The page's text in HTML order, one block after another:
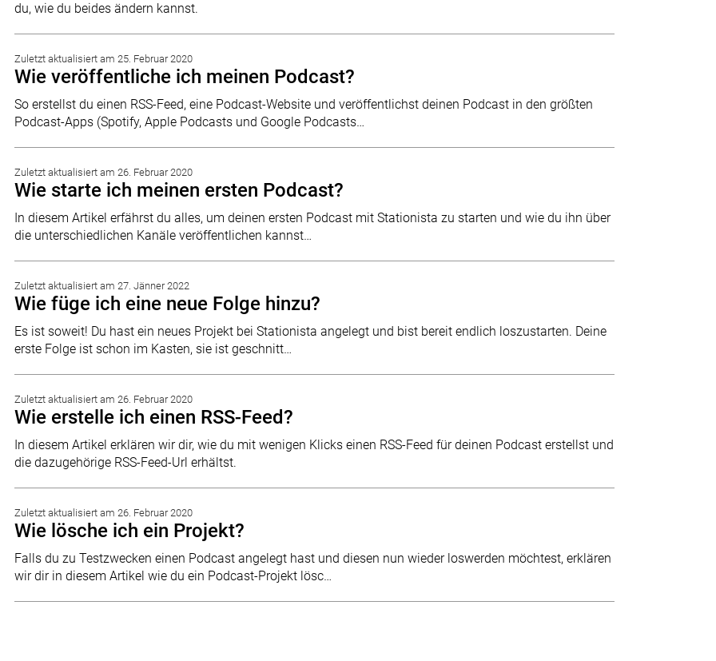
du, wie du beides ändern kannst.
Zuletzt aktualisiert am 25. Februar 2020
Wie veröffentliche ich meinen Podcast?
So erstellst du einen RSS-Feed, eine Podcast-Website und veröffentlichst deinen Podcast in den größten
Podcast-Apps (Spotify, Apple Podcasts und Google Podcasts…
Zuletzt aktualisiert am 26. Februar 2020
Wie starte ich meinen ersten Podcast?
In diesem Artikel erfährst du alles, um deinen ersten Podcast mit Stationista zu starten und wie du ihn über
die unterschiedlichen Kanäle veröffentlichen kannst…
Zuletzt aktualisiert am 27. Jänner 2022
Wie füge ich eine neue Folge hinzu?
Es ist soweit! Du hast ein neues Projekt bei Stationista angelegt und bist bereit endlich loszustarten. Deine
erste Folge ist schon im Kasten, sie ist geschnitt…
Zuletzt aktualisiert am 26. Februar 2020
Wie erstelle ich einen RSS-Feed?
In diesem Artikel erklären wir dir, wie du mit wenigen Klicks einen RSS-Feed für deinen Podcast erstellst und
die dazugehörige RSS-Feed-Url erhältst.
Zuletzt aktualisiert am 26. Februar 2020
Wie lösche ich ein Projekt?
Falls du zu Testzwecken einen Podcast angelegt hast und diesen nun wieder loswerden möchtest, erklären
wir dir in diesem Artikel wie du ein Podcast-Projekt lösc…